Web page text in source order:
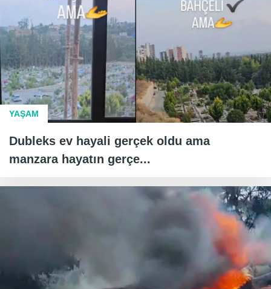
YAŞAM
Dubleks ev hayali gerçek oldu ama
manzara hayatın gerçe...